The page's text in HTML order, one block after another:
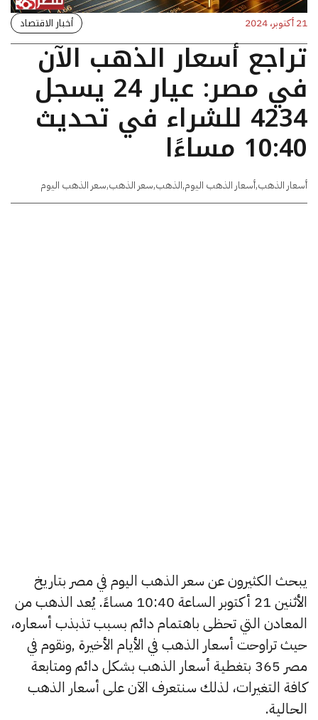
21 أكتوبر، 2024 أخبار الاقتصاد
تراجع أسعار الذهب الآن
في مصر: عيار 24 يسجل
4234 للشراء في تحديث
10:40 مساءًا
أسعار الذهب,أسعار الذهب اليوم,الذهب,سعر الذهب,سعر الذهب اليوم
يبحث الكثيرون عن سعر الذهب اليوم في مصر بتاريخ
الأثنين 21 أكتوبر الساعة 10:40 مساءً. يُعد الذهب من
المعادن التي تحظى باهتمام دائم بسبب تذبذب أسعاره،
حيث تراوحت أسعار الذهب في الأيام الأخيرة ,ونقوم في
مصر 365 بتغطية أسعار الذهب بشكل دائم ومتابعة
كافة التغيرات، لذلك سنتعرف الآن على أسعار الذهب
الحالية.